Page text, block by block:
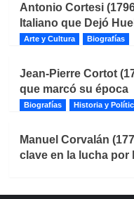
Antonio Cortesi
Italiano que Dejó
Arte y Cultura Biografías
Jean-Pierre Cortot
que marcó su época
Biografías Historia y
Manuel Corvalán
clave en la lucha por